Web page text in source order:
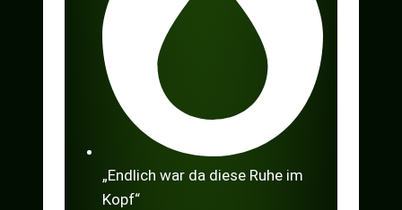
„Endlich war da diese Ruhe im
Kopf“